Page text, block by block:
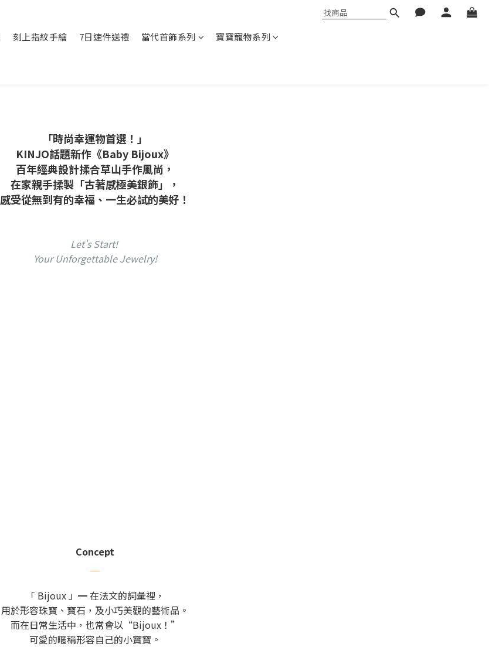
刻上指紋手繪 7日速件送禮 當代首飾系列
寶寶寵物系列
「時尚幸運物首選！」
KINJO話題新作《Baby Bijoux》
百年經典設計揉合草山手作風尚，
在家親手揉製「古著感極美銀飾」，
感受從無到有的幸福、一生必試的美好！
Let's Start!
Your Unforgettable Jewelry!
Concept
「 Bijoux 」━ 在法文的詞彙裡，
用於形容珠寶、寶石，及小巧美觀的藝術品。
而在日常生活中，也常會以“Bijoux！”
可愛的暱稱形容自己的小寶寶。